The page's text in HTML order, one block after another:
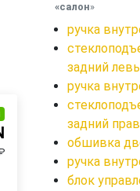
«салон»
ручка
задний
ручка
задний
обшивка
ручка
блок